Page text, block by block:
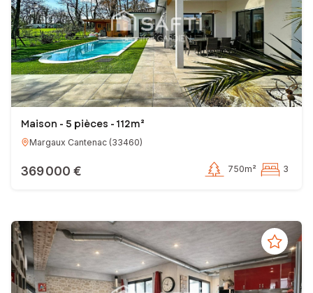
Maison - 5 pièces - 112m²
Margaux Cantenac (33460)
369 000 € 750m² 3